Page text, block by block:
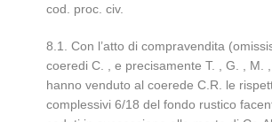
cod. proc. civ.
8.1. Con l’atto di compravendita
coeredi C. , e precisamente T. , G. , M. ,
hanno venduto al coerede C.R. le
complessivi 6/18 del fondo rustico